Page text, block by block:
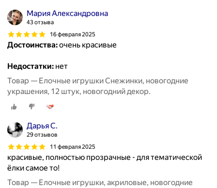
Мария Александровна
43 отзыва
16 февраля 2025
Достоинства:очень красивые
Недостатки: нет
Товар — Елочные игрушки Снежинки, новогодние
украшения, 12 штук, новогодний декор.
Дарья С.
29 отзывов
11 февраля 2025
красивые, полностью прозрачные - для тематической
ёлки самое то!
Товар — Елочные игрушки, акриловые, новогодние